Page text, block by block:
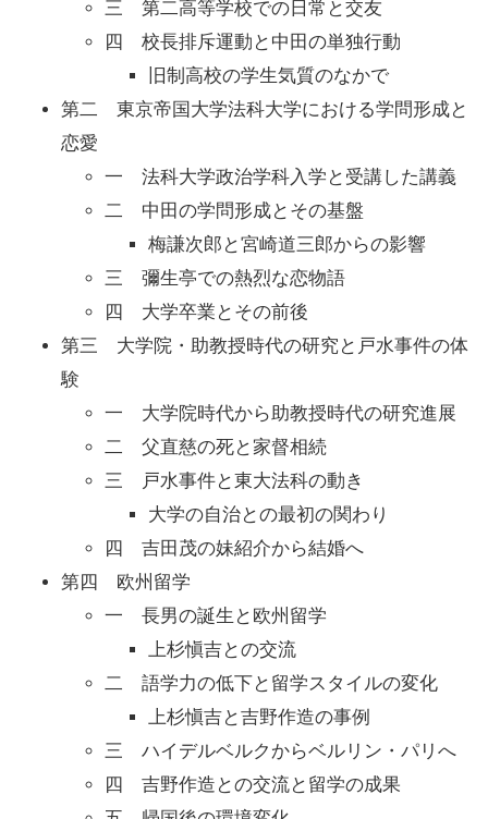
三 第二高等学校での日常と交友
四 校長排斥運動と中田の単独行動
旧制高校の学生気質のなかで
第二 東京帝国大学法科大学における学問形成と
恋愛
一 法科大学政治学科入学と受講した講義
二 中田の学問形成とその基盤
梅謙次郎と宮崎道三郎からの影響
三 彌生亭での熱烈な恋物語
四 大学卒業とその前後
第三 大学院・助教授時代の研究と戸水事件の体
験
一 大学院時代から助教授時代の研究進展
二 父直慈の死と家督相続
三 戸水事件と東大法科の動き
大学の自治との最初の関わり
四 吉田茂の妹紹介から結婚へ
第四 欧州留学
一 長男の誕生と欧州留学
上杉愼吉との交流
二 語学力の低下と留学スタイルの変化
上杉愼吉と吉野作造の事例
三 ハイデルベルクからベルリン・パリへ
四 吉野作造との交流と留学の成果